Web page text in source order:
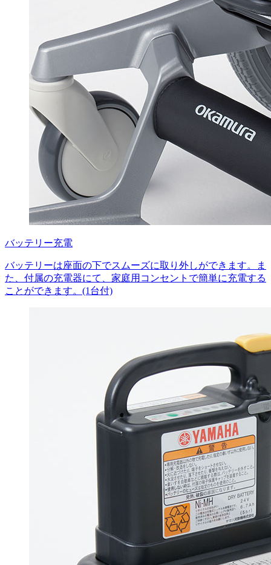
バッテリー充電
バッテリーは座面の下でスムーズに取り外しができます。ま
た、付属の充電器にて、家庭用コンセントで簡単に充電する
ことができます。(1台付)